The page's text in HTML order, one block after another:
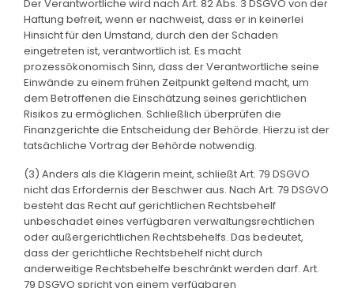
Der Verantwortliche wird nach Art. 82 Abs. 3 DSGVO von der
Haftung befreit, wenn er nachweist, dass er in keinerlei
Hinsicht für den Umstand, durch den der Schaden
eingetreten ist, verantwortlich ist. Es macht
prozessökonomisch Sinn, dass der Verantwortliche seine
Einwände zu einem frühen Zeitpunkt geltend macht, um
dem Betroffenen die Einschätzung seines gerichtlichen
Risikos zu ermöglichen. Schließlich überprüfen die
Finanzgerichte die Entscheidung der Behörde. Hierzu ist der
tatsächliche Vortrag der Behörde notwendig.
(3) Anders als die Klägerin meint, schließt Art. 79 DSGVO
nicht das Erfordernis der Beschwer aus. Nach Art. 79 DSGVO
besteht das Recht auf gerichtlichen Rechtsbehelf
unbeschadet eines verfügbaren verwaltungsrechtlichen
oder außergerichtlichen Rechtsbehelfs. Das bedeutet,
dass der gerichtliche Rechtsbehelf nicht durch
anderweitige Rechtsbehelfe beschränkt werden darf. Art.
79 DSGVO spricht von einem verfügbaren